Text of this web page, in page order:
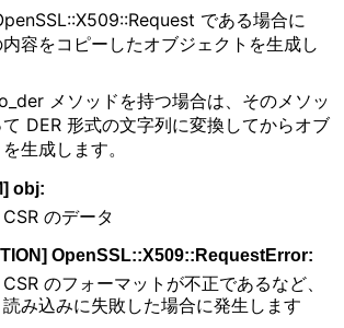
である場合に
容をコピーしたオブジェクトを生成し
メソッドを持つ場合は、そのメソッ
て DER 形式の文字列に変換してからオブ
生成します。
obj:
CSR のデータ
OpenSSL::X509::RequestError:
CSR のフォーマットが不正であるなど、
読み込みに失敗した場合に発生します